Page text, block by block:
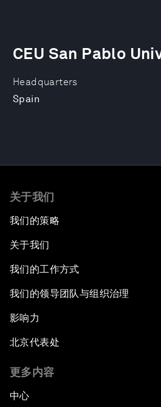
Headquarters
Spain
CEU San Pablo
关于我们
我们的策略
关于我们
我们的工作方式
我们的领导团队与组织治理
影响力
北京代表处
更多内容
中心